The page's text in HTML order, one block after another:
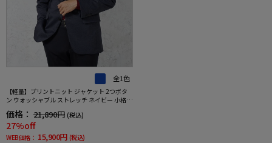
全1色
【軽量】プリントニット ジャケット 2つボタ
ン ウォッシャブル ストレッチ ネイビー 小格子
価格： 21,890円 (税込)
27%off
WEB価格： 15,900円 (税込)